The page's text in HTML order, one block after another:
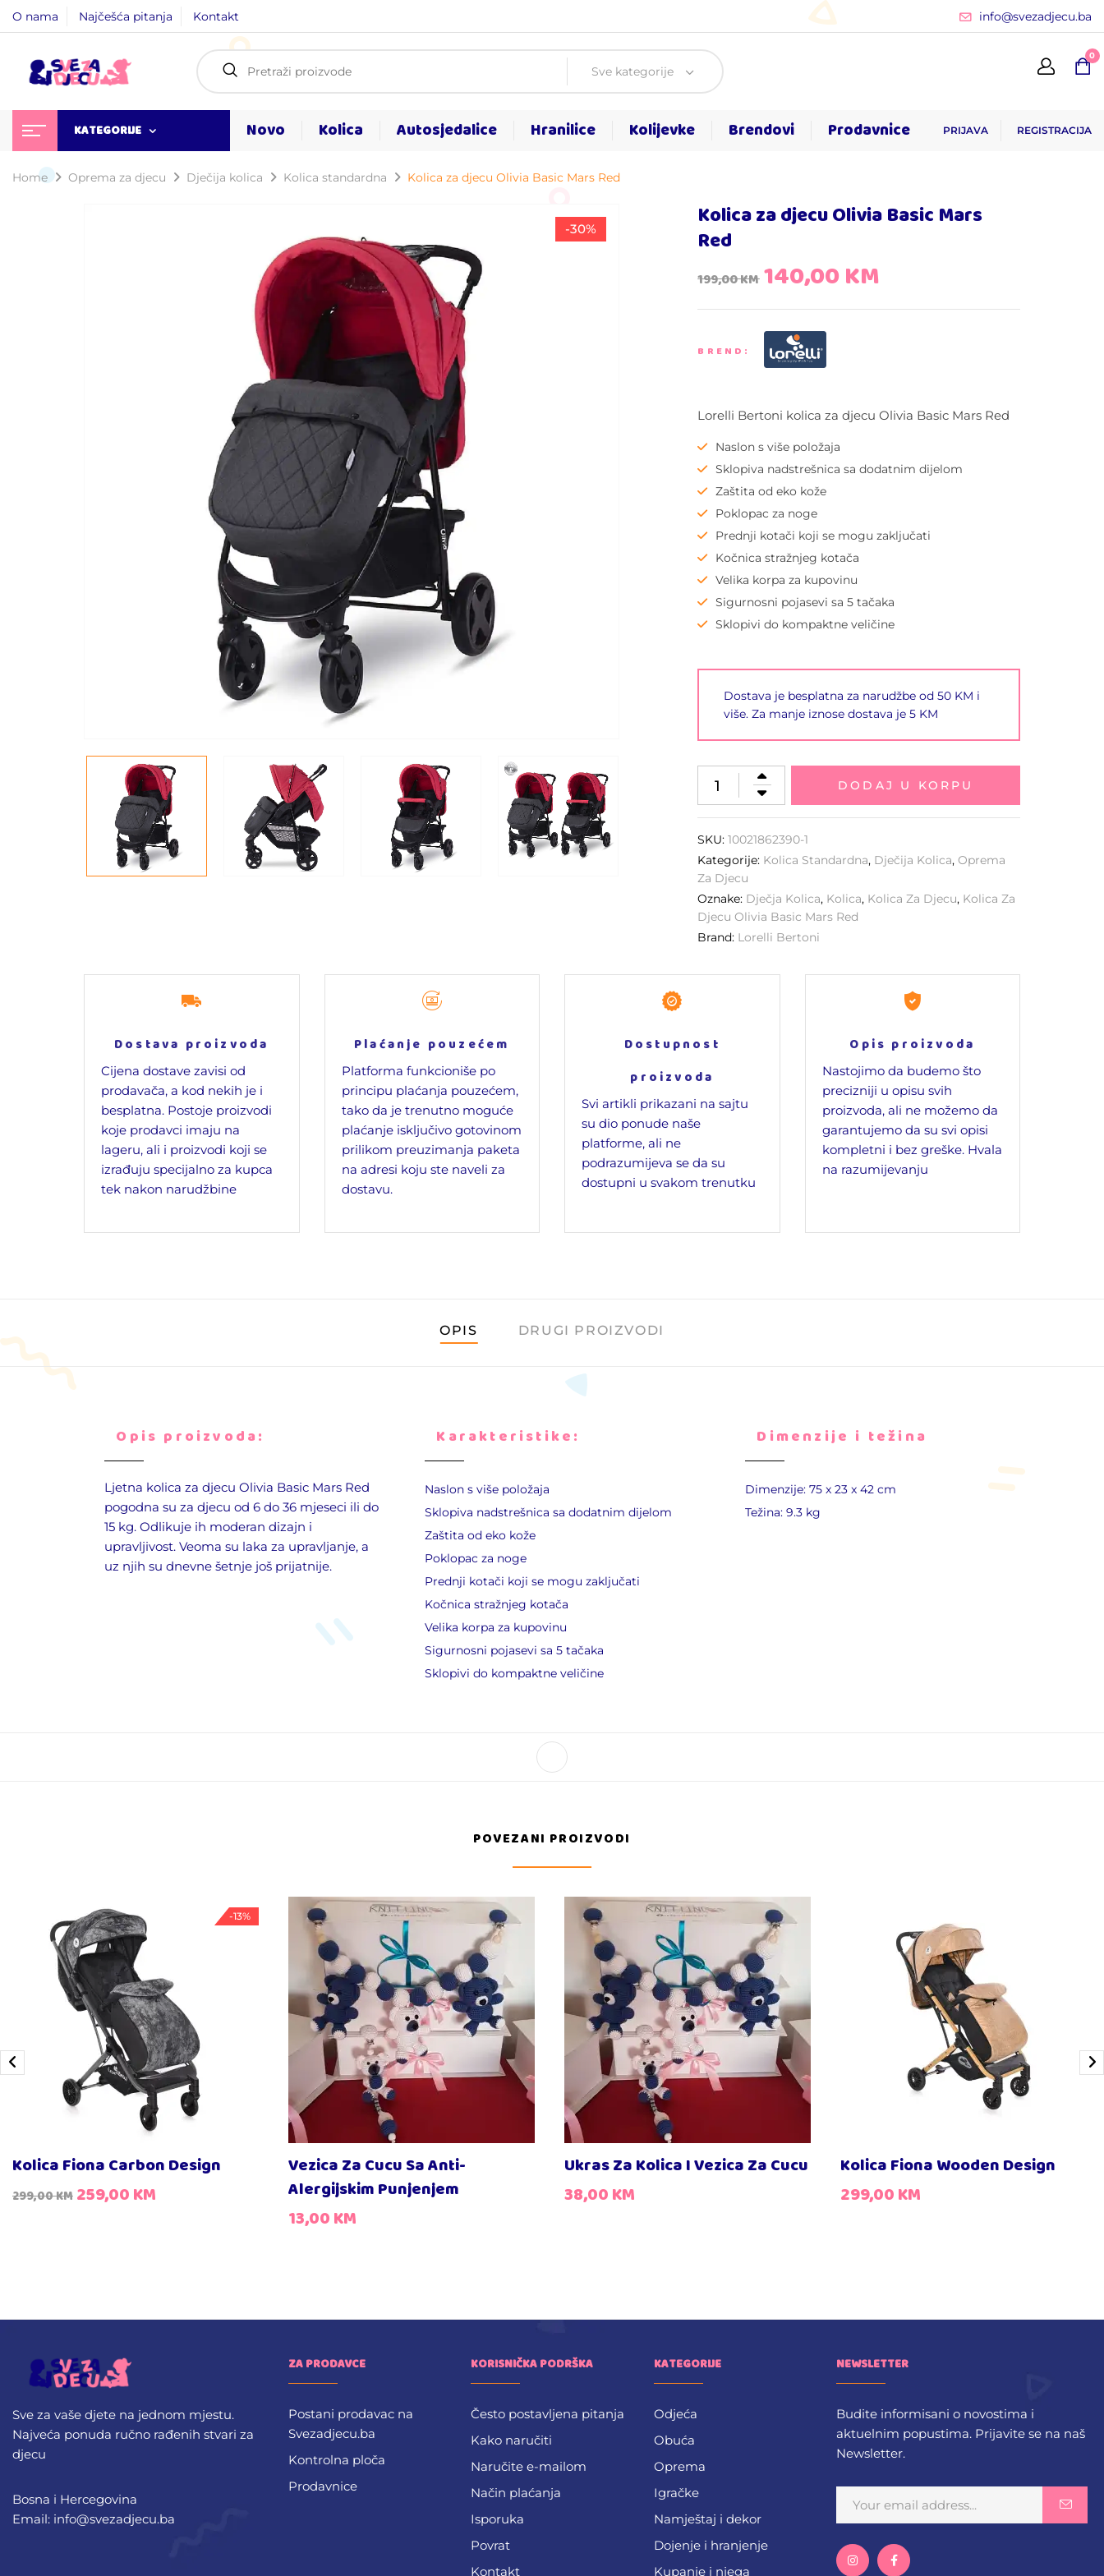
O nama Najčešća pitanja Kontakt info@svezadjecu.ba
Sve kategorije
0
KATEGORIJE Novo Kolica Autosjedalice Hranilice Kolijevke Brendovi Prodavnice PRIJAVA REGISTRACIJA
Home Oprema za djecu Dječija kolica Kolica standardna Kolica za djecu Olivia Basic Mars Red
-30%
Kolica za djecu Olivia Basic Mars
Red
199,00KM 140,00KM
BREND:
Lorelli Bertoni kolica za djecu Olivia Basic Mars Red
Naslon s više položaja
Sklopiva nadstrešnica sa dodatnim dijelom
Zaštita od eko kože
Poklopac za noge
Prednji kotači koji se mogu zaključati
Kočnica stražnjeg kotača
Velika korpa za kupovinu
Sigurnosni pojasevi sa 5 tačaka
Sklopivi do kompaktne veličine
Dostava je besplatna za narudžbe od 50 KM i
više. Za manje iznose dostava je 5 KM
DODAJ U KORPU
SKU:10021862390-1
Kategorije: Kolica Standardna, Dječija Kolica,Oprema
Za Djecu
Oznake: Dječja Kolica, Kolica, Kolica Za Djecu, Kolica Za
Djecu Olivia Basic Mars Red
Brand: Lorelli Bertoni
Dostava proizvoda
Cijena dostave zavisi od
prodavača, a kod nekih je i
besplatna. Postoje proizvodi
koje prodavci imaju na
lageru, ali i proizvodi koji se
izrađuju specijalno za kupca
tek nakon narudžbine
Plaćanje pouzećem
Platforma funkcioniše po
principu plaćanja pouzećem,
tako da je trenutno moguće
plaćanje isključivo gotovinom
prilikom preuzimanja paketa
na adresi koju ste naveli za
dostavu.
Dostupnost
proizvoda
Svi artikli prikazani na sajtu
su dio ponude naše
platforme, ali ne
podrazumijeva se da su
dostupni u svakom trenutku
Opis proizvoda
Nastojimo da budemo što
precizniji u opisu svih
proizvoda, ali ne možemo da
garantujemo da su svi opisi
kompletni i bez greške. Hvala
na razumijevanju
OPIS DRUGI PROIZVODI
Opis proizvoda:
Ljetna kolica za djecu Olivia Basic Mars Red
pogodna su za djecu od 6 do 36 mjeseci ili do
15 kg. Odlikuje ih moderan dizajn i
upravljivost. Veoma su laka za upravljanje, a
uz njih su dnevne šetnje još prijatnije.
Karakteristike:
Naslon s više položaja
Sklopiva nadstrešnica sa dodatnim dijelom
Zaštita od eko kože
Poklopac za noge
Prednji kotači koji se mogu zaključati
Kočnica stražnjeg kotača
Velika korpa za kupovinu
Sigurnosni pojasevi sa 5 tačaka
Sklopivi do kompaktne veličine
Dimenzije i težina
Dimenzije: 75 x 23 x 42 cm
Težina: 9.3 kg
POVEZANI PROIZVODI
-13%
Kolica Fiona Carbon Design
299,00KM 259,00KM
Vezica Za Cucu Sa Anti-
Alergijskim Punjenjem
13,00KM
Ukras Za Kolica I Vezica Za Cucu
38,00KM
Kolica Fiona Wooden Design
299,00KM
Sve za vaše djete na jednom mjestu.
Najveća ponuda ručno rađenih stvari za
djecu
Bosna i Hercegovina
Email: info@svezadjecu.ba
ZA PRODAVCE
Postani prodavac na
Svezadjecu.ba
Kontrolna ploča
Prodavnice
KORISNIČKA PODRŠKA
Često postavljena pitanja
Kako naručiti
Naručite e-mailom
Način plaćanja
Isporuka
Povrat
Kontakt
KATEGORIJE
Odjeća
Obuća
Oprema
Igračke
Namještaj i dekor
Dojenje i hranjenje
Kupanje i njega
NEWSLETTER
Budite informisani o novostima i
aktuelnim popustima. Prijavite se na naš
Newsletter.